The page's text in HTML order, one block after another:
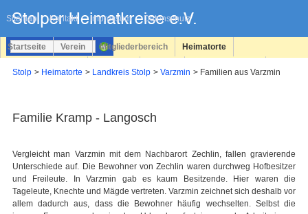
Sitemap Kontakt Impressum Datenschutz
überspringen
Startseite Verein Mitgliederbereich Heimatorte
Stolp Heimatorte Landkreis Stolp Varzmin Familien aus Varzmin
Familie Kramp - Langosch
Vergleicht man Varzmin mit dem Nachbarort Zechlin, fallen gravierende
Unterschiede auf. Die Bewohner von Zechlin waren durchweg Hofbesitzer
und Freileute. In Varzmin gab es kaum Besitzende. Hier waren die
Tageleute, Knechte und Mägde vertreten. Varzmin zeichnet sich deshalb vor
allem dadurch aus, dass die Bewohner häufig wechselten. Selbst die